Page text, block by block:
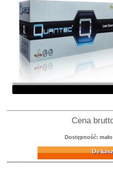
Cena
Dostępność:
Do koszyka